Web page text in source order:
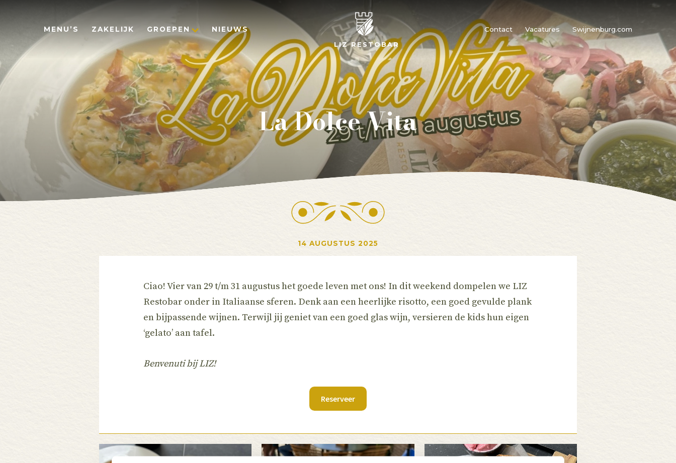
MENU’S ZAKELIJK GROEPEN NIEUWS
LIZ RESTOBAR
Contact Vacatures Swijnenburg.com
La Dolce Vita
14 AUGUSTUS 2025
Ciao! Vier van 29 t/m 31 augustus het goede leven met ons! In dit weekend dompelen we LIZ
Restobar onder in Italiaanse sferen. Denk aan een heerlijke risotto, een goed gevulde plank
en bijpassende wijnen. Terwijl jij geniet van een goed glas wijn, versieren de kids hun eigen
‘gelato’ aan tafel.
Benvenuti bij LIZ!
Reserveer